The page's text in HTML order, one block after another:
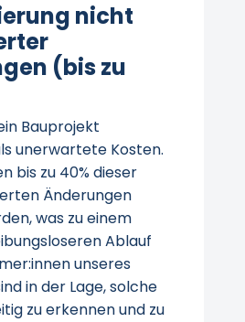
nicht
(bis zu
Bauprojekt
unerwartete Kosten.
bis zu 40% dieser
Änderungen
was zu einem
Ablauf
unseres
in der Lage, solche
zu erkennen und zu